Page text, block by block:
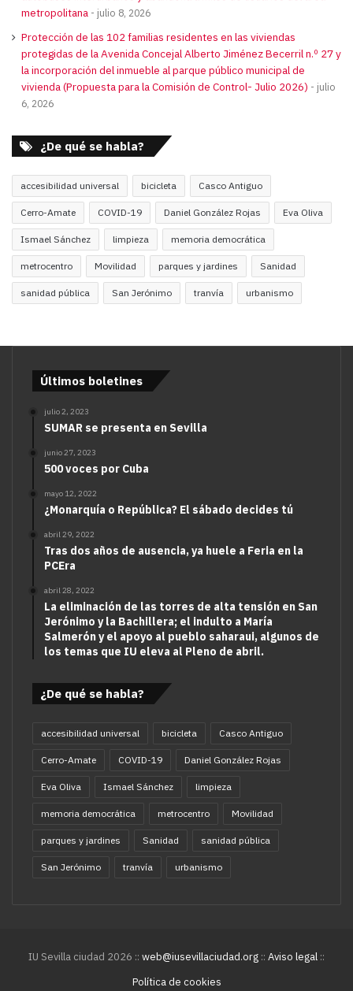
metropolitana
julio 8, 2026
Protección de las 102 familias residentes en las viviendas
protegidas de la Avenida Concejal Alberto Jiménez Becerril n.º 27 y
la incorporación del inmueble al parque público municipal de
vivienda (Propuesta para la Comisión de Control- Julio 2026)
julio
6, 2026
¿De qué se habla?
accesibilidad universal bicicleta Casco Antiguo
Cerro-Amate COVID-19 Daniel González Rojas Eva Oliva
Ismael Sánchez limpieza memoria democrática
metrocentro Movilidad parques y jardines Sanidad
sanidad pública San Jerónimo tranvía urbanismo
Últimos boletines
julio 2, 2023
SUMAR se presenta en Sevilla
junio 27, 2023
500 voces por Cuba
mayo 12, 2022
¿Monarquía o República? El sábado decides tú
abril 29, 2022
Tras dos años de ausencia, ya huele a Feria en la
PCEra
abril 28, 2022
La eliminación de las torres de alta tensión en San
Jerónimo y la Bachillera; el indulto a María
Salmerón y el apoyo al pueblo saharaui, algunos de
los temas que IU eleva al Pleno de abril.
¿De qué se habla?
accesibilidad universal bicicleta Casco Antiguo
Cerro-Amate COVID-19 Daniel González Rojas
Eva Oliva Ismael Sánchez limpieza
memoria democrática metrocentro Movilidad
parques y jardines Sanidad sanidad pública
San Jerónimo tranvía urbanismo
IU Sevilla ciudad 2026 :: web@iusevillaciudad.org :: Aviso legal ::
Política de cookies